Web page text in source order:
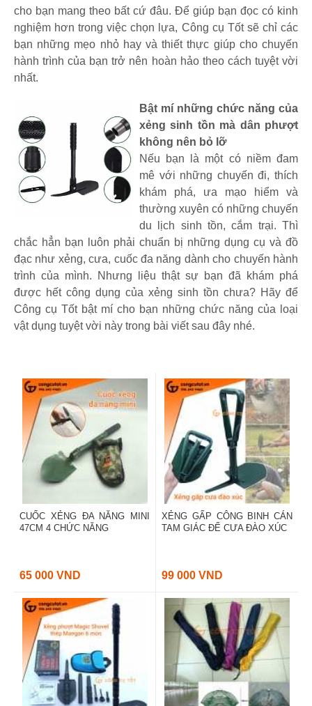
cho bạn mang theo bất cứ đâu. Để giúp bạn đọc có kinh
nghiệm hơn trong việc chọn lựa, Công cụ Tốt sẽ chỉ các
bạn những mẹo nhỏ hay và thiết thực giúp cho chuyến
hành trình của bạn trở nên hoàn hảo theo cách tuyệt vời
nhất.
Bật mí những chức năng của
xẻng sinh tồn mà dân phượt
không nên bỏ lỡ
Nếu bạn là một có niềm đam
mê với những chuyến đi, thích
khám phá, ưa mạo hiểm và
thường xuyên có những chuyến
du lịch sinh tồn, cắm trại. Thì
chắc hẳn bạn luôn phải chuẩn bị những dụng cụ và đồ
đạc như xẻng, cưa, cuốc đa năng dành cho chuyến hành
trình của mình. Nhưng liệu thật sự bạn đã khám phá
được hết công dụng của xẻng sinh tồn chưa? Hãy để
Công cụ Tốt bật mí cho bạn những chức năng của loại
vật dụng tuyệt vời này trong bài viết sau đây nhé.
CUỐC XẺNG ĐA NĂNG MINI
47CM 4 CHỨC NĂNG
65 000 VND
XẺNG GẤP CÔNG BINH CÁN
TAM GIÁC ĐỂ CƯA ĐÀO XÚC
99 000 VND